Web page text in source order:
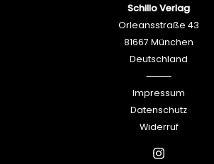
Schillo Verlag
Orleansstraße 43
81667 München
Deutschland
⸻
Impressum
Datenschutz
Widerruf